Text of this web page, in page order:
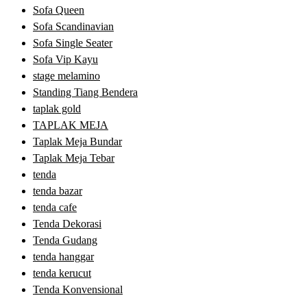
Sofa Queen
Sofa Scandinavian
Sofa Single Seater
Sofa Vip Kayu
stage melamino
Standing Tiang Bendera
taplak gold
TAPLAK MEJA
Taplak Meja Bundar
Taplak Meja Tebar
tenda
tenda bazar
tenda cafe
Tenda Dekorasi
Tenda Gudang
tenda hanggar
tenda kerucut
Tenda Konvensional